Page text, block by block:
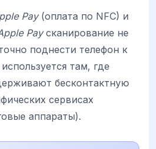
Pay(оплата по NFC) и
Payсканирование не
поднести телефон к
там, где
бесконтактную
сервисах
аппараты).